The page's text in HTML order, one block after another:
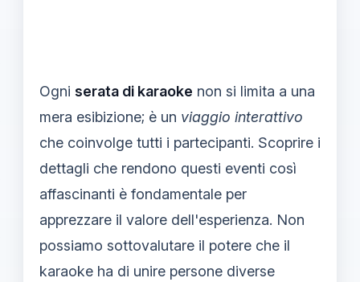
Ogni serata di karaoke non si limita a una
mera esibizione; è un viaggio interattivo
che coinvolge tutti i partecipanti. Scoprire i
dettagli che rendono questi eventi così
affascinanti è fondamentale per
apprezzare il valore dell'esperienza. Non
possiamo sottovalutare il potere che il
karaoke ha di unire persone diverse